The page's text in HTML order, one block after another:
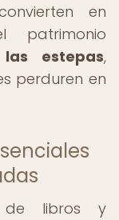
en
patrimonio
estepas,
perduren en
de libros y